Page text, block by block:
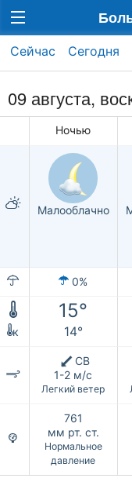
Сейчас Сегодня
09 августа,
Ночью
Малооблачно
0%
15°
к 14°
СВ
1-2 м/с
Легкий ветер
761
мм рт. ст.
Нормальное
давление